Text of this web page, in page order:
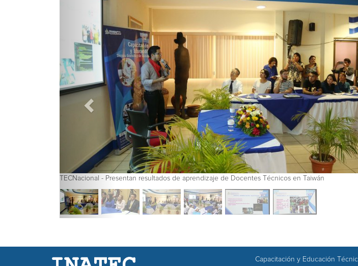
TECNacional - Presentan resultados de aprendizaje de Docentes Técnicos en Taiwán
Capacitación y Educación